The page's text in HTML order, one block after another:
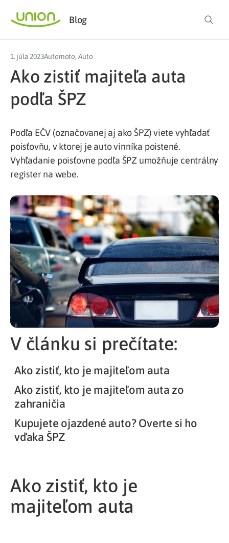
Blog
1. júla 2023Automoto, Auto
Ako zistiť majiteľa auta
podľa ŠPZ
Podľa EČV (označovanej aj ako ŠPZ) viete vyhľadať
poisťovňu, v ktorej je auto vinníka poistené.
Vyhľadanie poisťovne podľa ŠPZ umožňuje centrálny
register na webe.
V článku si prečítate:
Ako zistiť, kto je majiteľom auta
Ako zistiť, kto je majiteľom auta zo
zahraničia
Kupujete ojazdené auto? Overte si ho
vďaka ŠPZ
Ako zistiť, kto je
majiteľom auta